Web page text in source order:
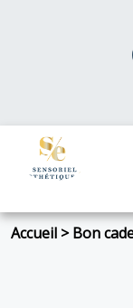
Accueil >Bon